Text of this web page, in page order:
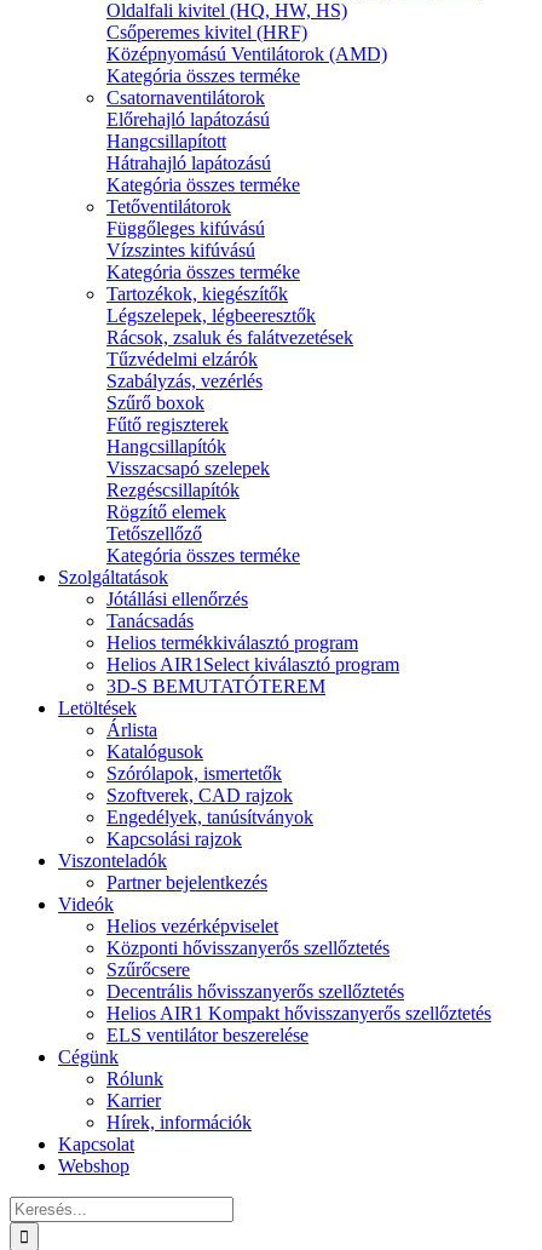
Oldalfali kivitel (HQ, HW, HS)
Csőperemes kivitel (HRF)
Középnyomású Ventilátorok (AMD)
Kategória összes terméke
Csatornaventilátorok
Előrehajló lapátozású
Hangcsillapított
Hátrahajló lapátozású
Kategória összes terméke
Tetőventilátorok
Függőleges kifúvású
Vízszintes kifúvású
Kategória összes terméke
Tartozékok, kiegészítők
Légszelepek, légbeeresztők
Rácsok, zsaluk és falátvezetések
Tűzvédelmi elzárók
Szabályzás, vezérlés
Szűrő boxok
Fűtő regiszterek
Hangcsillapítók
Visszacsapó szelepek
Rezgéscsillapítók
Rögzítő elemek
Tetőszellőző
Kategória összes terméke
Szolgáltatások
Jótállási ellenőrzés
Tanácsadás
Helios termékkiválasztó program
Helios AIR1Select kiválasztó program
3D-S BEMUTATÓTEREM
Letöltések
Árlista
Katalógusok
Szórólapok, ismertetők
Szoftverek, CAD rajzok
Engedélyek, tanúsítványok
Kapcsolási rajzok
Viszonteladók
Partner bejelentkezés
Videók
Helios vezérképviselet
Központi hővisszanyerős szellőztetés
Szűrőcsere
Decentrális hővisszanyerős szellőztetés
Helios AIR1 Kompakt hővisszanyerős szellőztetés
ELS ventilátor beszerelése
Cégünk
Rólunk
Karrier
Hírek, információk
Kapcsolat
Webshop
Keresés...